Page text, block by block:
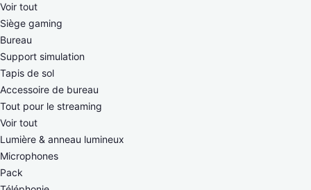
Voir tout
Siège gaming
Bureau
Support simulation
Tapis de sol
Accessoire de bureau
Tout pour le streaming
Voir tout
Lumière & anneau lumineux
Microphones
Pack